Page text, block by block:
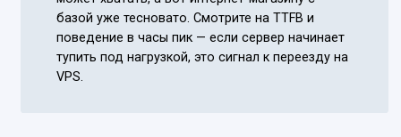
базой уже тесновато. Смотрите на TTFB и
поведение в часы пик — если сервер начинает
тупить под нагрузкой, это сигнал к переезду на
VPS.